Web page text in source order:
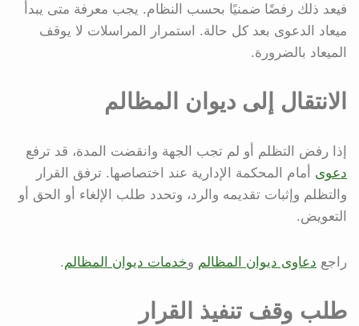
فيعد ذلك رفضًا ضمنيًا بحسب النظام. يجب معرفة متى يبدأ
ميعاد الدعوى بعد كل حالة. استمرار المراسلات لا يوقف
الميعاد بالضرورة.
الانتقال إلى ديوان المظالم
إذا رفض التظلم أو لم تجب الجهة وانقضت المدة، قد ترفع
دعوى أمام المحكمة الإدارية عند اختصاصها. ترفق القرار
والتظلم وإثبات تقديمه والرد، وتحدد طلب الإلغاء أو الحق أو
التعويض.
راجع دعاوى ديوان المظالم وخدمات ديوان المظالم .
طلب وقف تنفيذ القرار